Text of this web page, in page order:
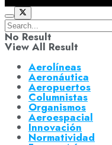
No Result
View All Result
Aerolíneas
Aeronáutica
Aeropuertos
Columnistas
Organismos
Aeroespacial
Innovación
Normatividad